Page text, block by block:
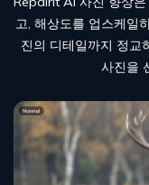
고, 해상도를 업스케일
진의 디테일까지 정교
사진을